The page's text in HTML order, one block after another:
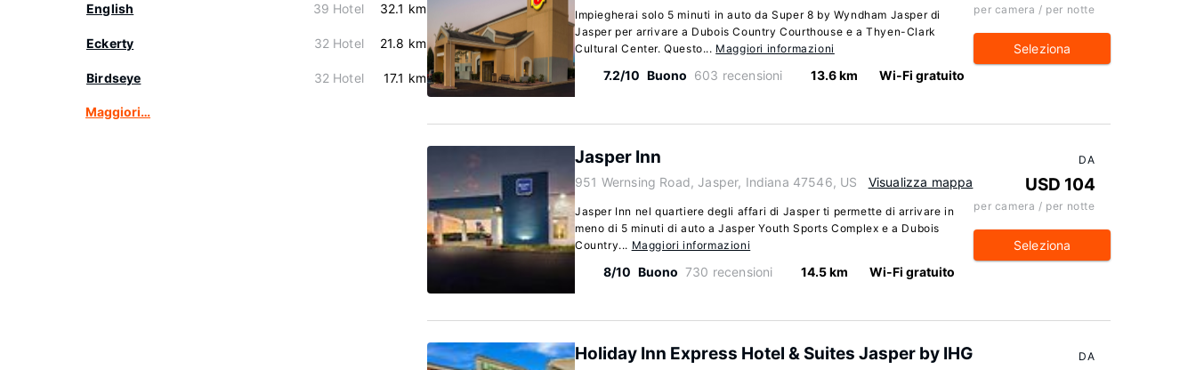
English 39 Hotel 32.1 km
Eckerty 32 Hotel 21.8 km
Birdseye 32 Hotel 17.1 km
Maggiori…
Impiegherai solo 5 minuti in auto da Super 8 by Wyndham Jasper di
Jasper per arrivare a Dubois Country Courthouse e a Thyen-Clark
Cultural Center. Questo... Maggiori informazioni
7.2/10 Buono 603 recensioni 13.6 km Wi-Fi gratuito
per camera / per notte
Seleziona
Jasper Inn
951 Wernsing Road, Jasper, Indiana 47546, US Visualizza mappa
Jasper Inn nel quartiere degli affari di Jasper ti permette di arrivare in
meno di 5 minuti di auto a Jasper Youth Sports Complex e a Dubois
Country... Maggiori informazioni
8/10 Buono 730 recensioni 14.5 km Wi-Fi gratuito
DA
USD 104
per camera / per notte
Seleziona
Holiday Inn Express Hotel & Suites Jasper by IHG DA